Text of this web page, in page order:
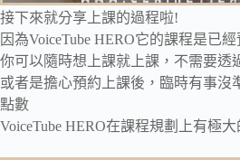
接下來就分享上課的過程啦!
因為VoiceTube HERO它的課程是已
你可以隨時想上課就上課，不需要透
或者是擔心預約上課後，臨時有事沒
點數
VoiceTube HERO在課程規劃上有極